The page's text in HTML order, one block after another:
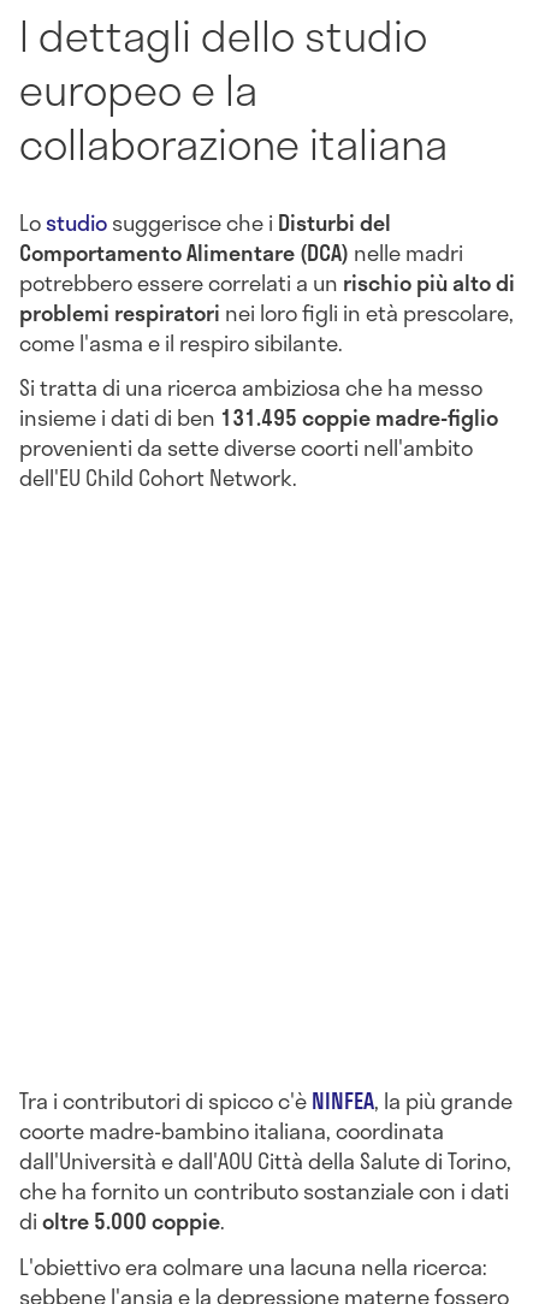
I dettagli dello studio
europeo e la
collaborazione italiana
Lostudiosuggerisce che i Disturbi del
Comportamento Alimentare (DCA) nelle madri
potrebbero essere correlati a un rischio più alto di
problemi respiratori nei loro figli in età prescolare,
come l'asma e il respiro sibilante.
Si tratta di una ricerca ambiziosa che ha messo
insieme i dati di ben 131.495 coppie madre-figlio
provenienti da sette diverse coorti nell'ambito
dell'EU Child Cohort Network.
Tra i contributori di spicco c'èNINFEA, la più grande
coorte madre-bambino italiana, coordinata
dall'Università e dall'AOU Città della Salute di Torino,
che ha fornito un contributo sostanziale con i dati
dioltre 5.000 coppie.
L'obiettivo era colmare una lacuna nella ricerca:
sebbene l'ansia e la depressione materne fossero